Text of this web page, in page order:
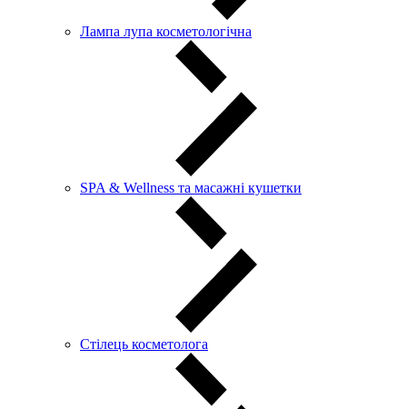
Лампа лупа косметологічна
SPA & Wellness та масажні кушетки
Стілець косметолога